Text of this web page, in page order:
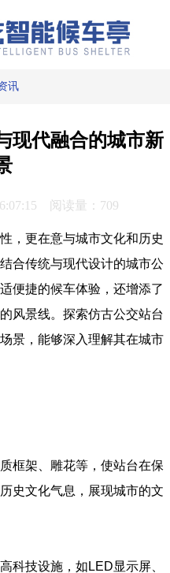
讯
现代融合的城市新
阅读量：709
，更在意与城市文化和历史
合传统与现代设计的城市公
便捷的候车体验，还增添了
风景线。探索仿古公交站台
景，能够深入理解其在城市
框架、雕花等，使站台在保
史文化气息，展现城市的文
科技设施，如LED显示屏、